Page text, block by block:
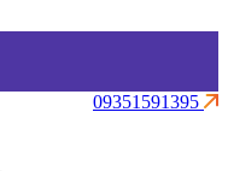
09351591395